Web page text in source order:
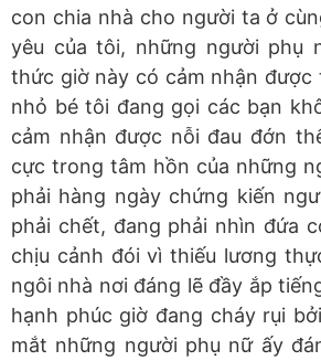
con chia nhà cho người ta ở
yêu của tôi, những người phụ
thức giờ này có cảm nhận được
nhỏ bé tôi đang gọi các bạn
cảm nhận được nỗi đau đớn
cực trong tâm hồn của những
phải hàng ngày chứng kiến
phải chết, đang phải nhìn đứa
chịu cảnh đói vì thiếu lương
ngôi nhà nơi đáng lẽ đầy ắp
hạnh phúc giờ đang cháy rụi
mắt những người phụ nữ ấy